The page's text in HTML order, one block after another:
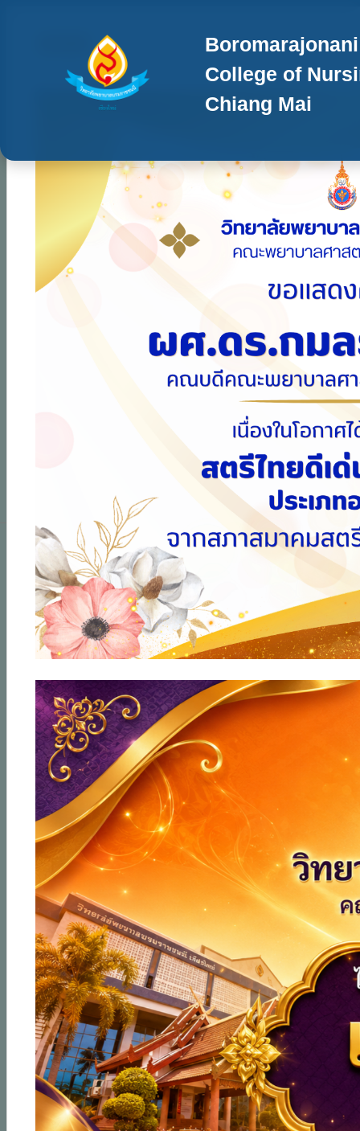
Boromarajonani
College of
Chiang Mai
Previous
ผศ.ดร.สุพรรณี กัณหดิลก
ผู้อำนวยการวิทยาลัยพยาบาลบรมราชชนนี เชียงใหม่
วิทยาลัย
ข้อมูลวิทยาลัย
วิสัยทัศน์ พันธกิจ
แผนผังวิทยาลัย
โครงสร้างองค์กร
อำนาจหน้าที่
BCNC DASHBOARD
หลักสูตรพยาบาลศาตรบัณฑิต
แผนที่วิทยาลัย
เส้นทางเดินทางมาวิทยาลัย
สมาคมศิษย์เก่า
บุคลากร
กฏหมายที่เกี่ยวข้อง
กระดาน ถาม-ตอบ